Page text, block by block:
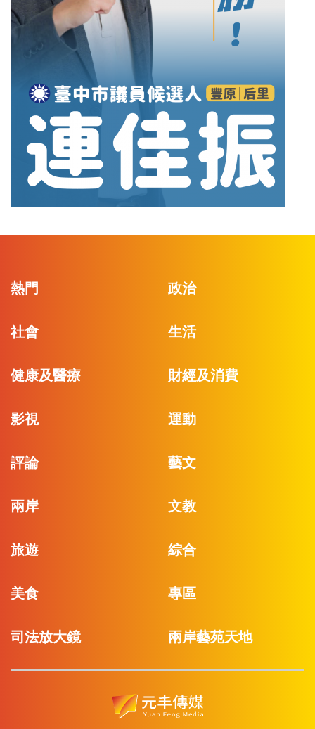
熱門 政治
社會 生活
健康及醫療 財經及消費
影視 運動
評論 藝文
兩岸 文教
旅遊 綜合
美食 專區
司法放大鏡 兩岸藝苑天地